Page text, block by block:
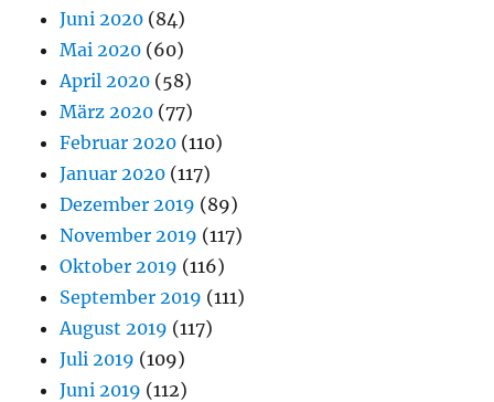
Juni 2020 (84)
Mai 2020 (60)
April 2020 (58)
März 2020 (77)
Februar 2020 (110)
Januar 2020 (117)
Dezember 2019 (89)
November 2019 (117)
Oktober 2019 (116)
September 2019 (111)
August 2019 (117)
Juli 2019 (109)
Juni 2019 (112)